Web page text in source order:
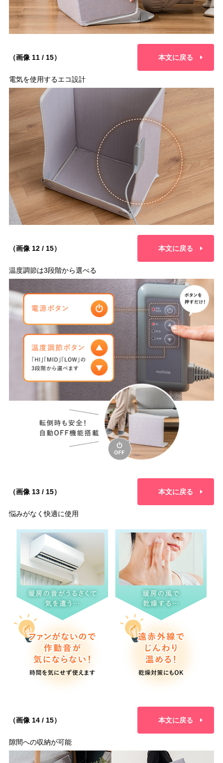
（画像 11 / 15） 本文に戻る
電気を使用するエコ設計
（画像 12 / 15） 本文に戻る
温度調節は3段階から選べる
（画像 13 / 15） 本文に戻る
悩みがなく快適に使用
（画像 14 / 15） 本文に戻る
隙間への収納が可能